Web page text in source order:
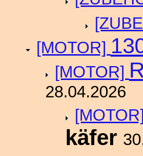
[MOTOR]
[MOTOR]
28.04.2026
[MOTOR]
käfer